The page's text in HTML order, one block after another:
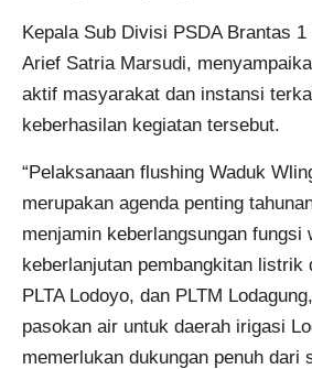
Kepala Sub Divisi PSDA Brantas
Arief Satria Marsudi,
aktif masyarakat dan instansi
keberhasilan kegiatan tersebut.
“Pelaksanaan flushing Waduk
merupakan agenda penting
menjamin keberlangsungan fungsi
keberlanjutan pembangkitan listrik
PLTA Lodoyo, dan PLTM
pasokan air untuk daerah irigasi
memerlukan dukungan penuh dari